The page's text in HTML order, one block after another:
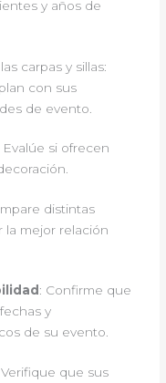
y años de
carpas y sillas:
con sus
de evento.
Evalúe si ofrecen
distintas
la mejor relación
: Confirme que
y
de su evento.
Verifique que sus